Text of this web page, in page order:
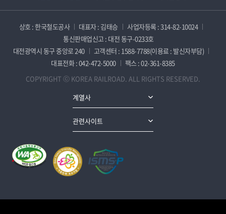
상호 : 한국철도공사 대표자 : 김태승
사업자등록 : 314-82-10024
통신판매업신고 : 대전 동구-0233호
대전광역시 동구 중앙로 240
고객센터 : 1588-7788(이용료 : 발신자부담)
대표전화 : 042-472-5000
팩스 : 02-361-8385
COPYRIGHT ⓒ KOREA RAILROAD. ALL RIGHTS RESERVED.
계열사
관련사이트